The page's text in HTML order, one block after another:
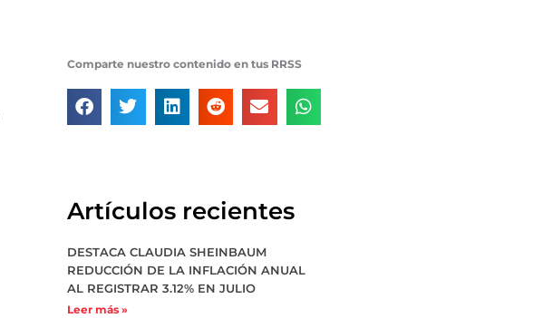
Comparte nuestro contenido en tus RRSS
Artículos recientes
DESTACA CLAUDIA SHEINBAUM
REDUCCIÓN DE LA INFLACIÓN ANUAL
AL REGISTRAR 3.12% EN JULIO
Leer más »